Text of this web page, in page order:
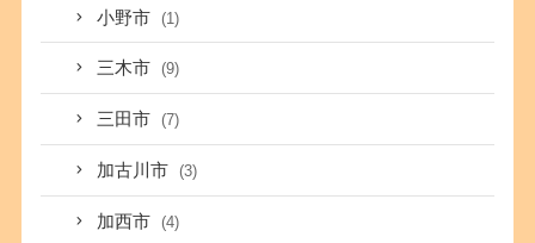
小野市 (1)
三木市 (9)
三田市 (7)
加古川市 (3)
加西市 (4)